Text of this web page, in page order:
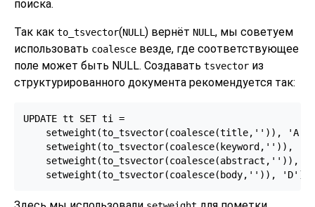
поиска.
Так как to_tsvector(NULL ) вернёт NULL , мы советуем
использовать coalesce везде, где соответствующее
поле может быть NULL. Создавать tsvector из
структурированного документа рекомендуется так:
UPDATE tt SET ti =
setweight(to_tsvector(coalesce(title,'')), 'A')
setweight(to_tsvector(coalesce(keyword,'')),
setweight(to_tsvector(coalesce(abstract,'')),
    setweight(to_tsvector(coalesce(body,'')), 'D');